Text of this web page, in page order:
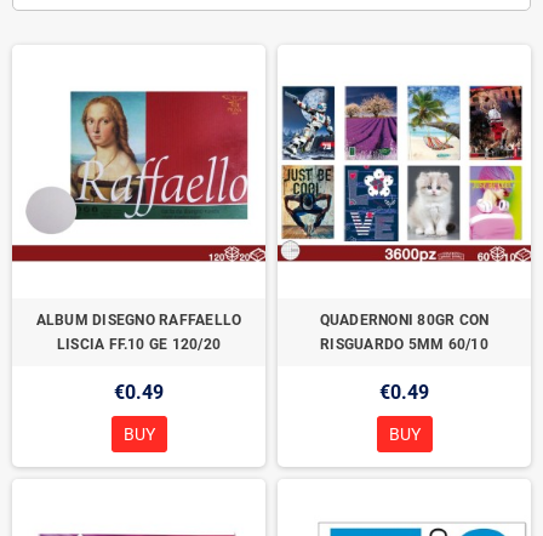
ALBUM DISEGNO RAFFAELLO
LISCIA FF.10 GE 120/20
€0.49
BUY
QUADERNONI 80GR CON
RISGUARDO 5MM 60/10
€0.49
BUY